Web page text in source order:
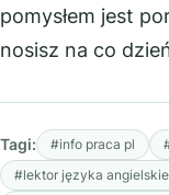
pomysłem jest
nosisz na co
Tagi: #info praca pl
#lektor języka